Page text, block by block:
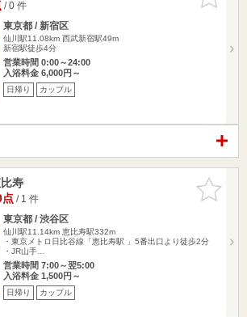
/ 0 件
東京都 / 新宿区
仙川駅11.08km 西武新宿駅49m
新宿駅徒歩4分
営業時間 0:00～24:00
入浴料金 6,000円～
日帰り カップル
お気に入
りに追加
寿
点/ 1 件
東京都 / 渋谷区
仙川駅11.14km 恵比寿駅332m
・東京メトロ日比谷線「恵比寿駅 」5番出口より徒歩2分
・JR山手…
営業時間 7:00～翌5:00
入浴料金 1,500円～
日帰り カップル